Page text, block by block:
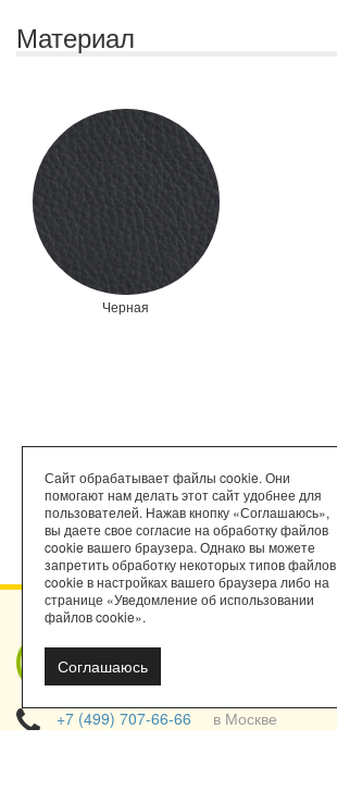
Материал
Черная
Мы работаем
с порталом
поставщиков!
+7 (499) 707-66-66 в Москве
Сайт обрабатывает файлы cookie. Они
помогают нам делать этот сайт удобнее для
пользователей. Нажав кнопку «Соглашаюсь»,
вы даете свое согласие на обработку файлов
cookie вашего браузера. Однако вы можете
запретить обработку некоторых типов файлов
cookie в настройках вашего браузера либо на
странице «Уведомление об использовании
файлов cookie».
Соглашаюсь